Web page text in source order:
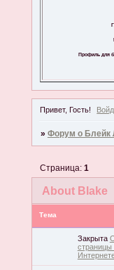
Профиль для
Привет, Гость!
» Форум о Блейк
About Blake
Страница: 1
Тема
Закрыта
страницы